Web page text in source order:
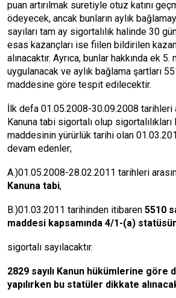
puan artırılmak suretiyle otuz katını
ödeyecek, ancak bunların aylık
sayıları tam ay sigortalılık halinde 30
esas kazançları ise fiilen bildirilen
alınacaktır. Ayrıca, bunlar hakkında ek
uygulanacak ve aylık bağlama şartları
maddesine göre tespit edilecektir.
İlk defa 01.05.2008-30.09.2008 tarihleri
Kanuna tabi sigortalı olup sigortalılıkları
maddesinin yürürlük tarihi olan
devam edenler;
A.)01.05.2008-28.02.2011 tarihleri
Kanuna tabi,
B.)01.03.2011 tarihinden itibaren 5510
maddesi kapsamında 4/1-(a)
sigortalı sayılacaktır.
2829 sayılı Kanun hükümlerine göre
yapılırken bu statüler dikkate